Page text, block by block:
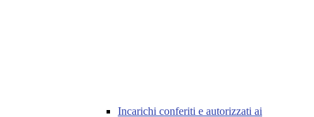
Incarichi conferiti e autorizzati ai